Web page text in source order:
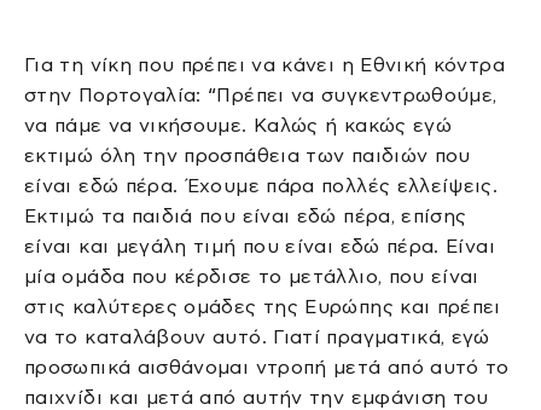
Για τη νίκη που πρέπει να κάνει η Εθνική κόντρα
στην Πορτογαλία: “Πρέπει να συγκεντρωθούμε,
να πάμε να νικήσουμε. Καλώς ή κακώς εγώ
εκτιμώ όλη την προσπάθεια των παιδιών που
είναι εδώ πέρα. Έχουμε πάρα πολλές ελλείψεις.
Εκτιμώ τα παιδιά που είναι εδώ πέρα, επίσης
είναι και μεγάλη τιμή που είναι εδώ πέρα. Είναι
μία ομάδα που κέρδισε το μετάλλιο, που είναι
στις καλύτερες ομάδες της Ευρώπης και πρέπει
να το καταλάβουν αυτό. Γιατί πραγματικά, εγώ
προσωπικά αισθάνομαι ντροπή μετά από αυτό το
παιχνίδι και μετά από αυτήν την εμφάνιση του